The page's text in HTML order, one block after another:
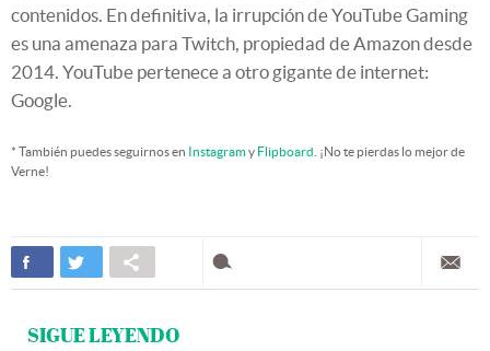
contenidos. En definitiva, la irrupción de YouTube Gaming
es una amenaza para Twitch, propiedad de Amazon desde
2014. YouTube pertenece a otro gigante de internet:
Google.
* También puedes seguirnos en Instagramy Flipboard . ¡No te pierdas lo mejor de
Verne!
SIGUE LEYENDO